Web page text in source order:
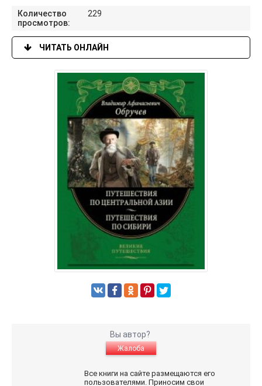
Количество
просмотров:
229
ЧИТАТЬ ОНЛАЙН
Вы автор?
Жалоба
Все книги на сайте размещаются его
пользователями. Приносим свои